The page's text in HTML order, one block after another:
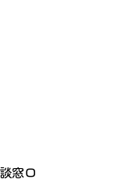
窓口